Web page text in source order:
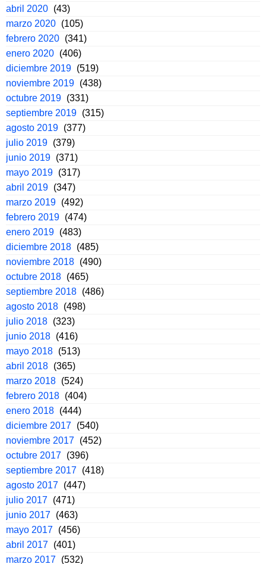
abril 2020 (43)
marzo 2020 (105)
febrero 2020 (341)
enero 2020 (406)
diciembre 2019 (519)
noviembre 2019 (438)
octubre 2019 (331)
septiembre 2019 (315)
agosto 2019 (377)
julio 2019 (379)
junio 2019 (371)
mayo 2019 (317)
abril 2019 (347)
marzo 2019 (492)
febrero 2019 (474)
enero 2019 (483)
diciembre 2018 (485)
noviembre 2018 (490)
octubre 2018 (465)
septiembre 2018 (486)
agosto 2018 (498)
julio 2018 (323)
junio 2018 (416)
mayo 2018 (513)
abril 2018 (365)
marzo 2018 (524)
febrero 2018 (404)
enero 2018 (444)
diciembre 2017 (540)
noviembre 2017 (452)
octubre 2017 (396)
septiembre 2017 (418)
agosto 2017 (447)
julio 2017 (471)
junio 2017 (463)
mayo 2017 (456)
abril 2017 (401)
marzo 2017 (532)